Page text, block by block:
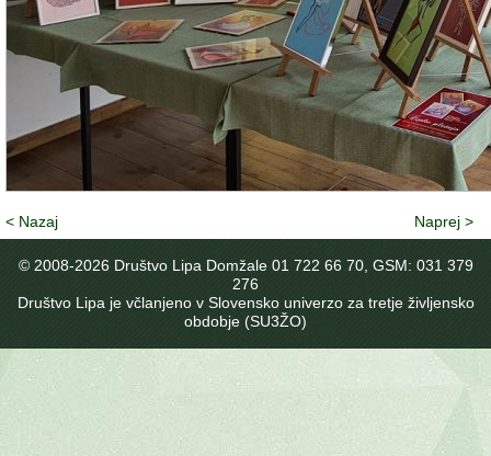
< Nazaj Naprej >
© 2008-2026 Društvo Lipa Domžale 01 722 66 70, GSM: 031 379
276
Društvo Lipa je včlanjeno v Slovensko univerzo za tretje življensko
obdobje (SU3ŽO)